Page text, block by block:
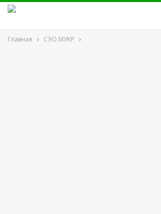
Главная СЭО МУКР